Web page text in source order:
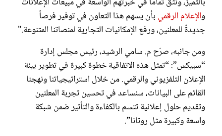
والإعلام الرقمي بأن يسهم هذا التعاون في توفير فرصاً
جديدةً للمعلنين، ورفع الإمكانيات التجارية لمنصاتنا المتنوعة."
ومن جانبه، صرّح م. سامي الرشيد، رئيس مجلس إدارة
“سبيكس”: “تمثل هذه الاتفاقية خطوة كبيرة في تطوير بيئة
الإعلان التلفزيوني والرقمي. من خلال استراتيجياتنا ونهجنا
القائم على البيانات، سنساعد في تحسين تجربة المعلنين
وتقديم حلول إعلانية تتسم بالكفاءة والتأثير ضمن شبكة
واسعة وكبيرة مثل روتانا”.